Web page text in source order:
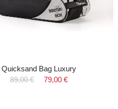
Quicksand Bag Luxury
89,00 €
79,00 €